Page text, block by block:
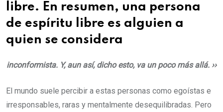
libre. En resumen, una persona
de espíritu libre es alguien a
quien se considera
inconformista. Y, aun así, dicho esto, va un poco más allá. ››
El mundo suele percibir a estas personas como egoístas e
irresponsables, raras y mentalmente desequilibradas. Pero